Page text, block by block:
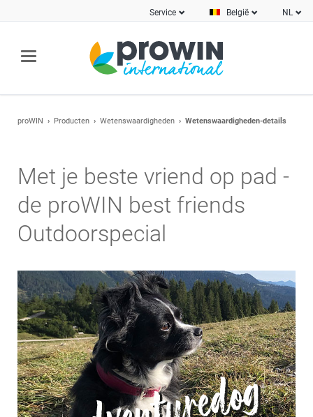
NL
België
Service
proWIN Producten Wetenswaardigheden Wetenswaardigheden-details
Met je beste vriend op pad -
de proWIN best friends
Outdoorspecial